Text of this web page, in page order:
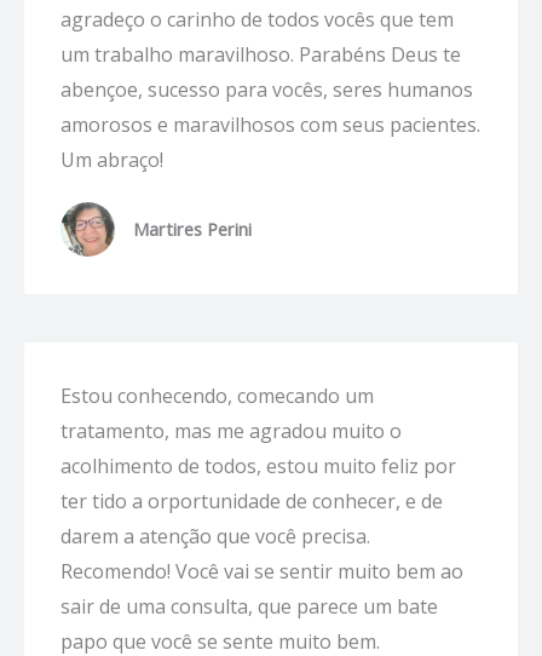
agradeço o carinho de todos vocês que tem
um trabalho maravilhoso. Parabéns Deus te
abençoe, sucesso para vocês, seres humanos
amorosos e maravilhosos com seus pacientes.
Um abraço!
Martires Perini
Estou conhecendo, comecando um
tratamento, mas me agradou muito o
acolhimento de todos, estou muito feliz por
ter tido a orportunidade de conhecer, e de
darem a atenção que você precisa.
Recomendo! Você vai se sentir muito bem ao
sair de uma consulta, que parece um bate
papo que você se sente muito bem.